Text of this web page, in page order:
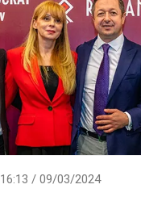
16:13 / 09/03/2024